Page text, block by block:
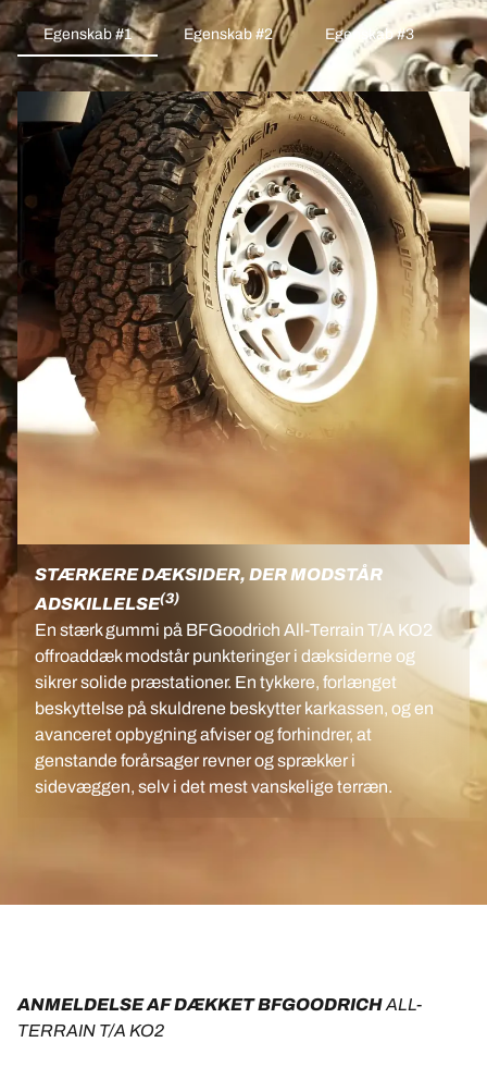
Egenskab #1 Egenskab #2 Egenskab #3
STÆRKERE DÆKSIDER, DER MODSTÅR
ADSKILLELSE(3)
En stærk gummi på BFGoodrich All-Terrain T/A KO2
offroaddæk modstår punkteringer i dæksiderne og
sikrer solide præstationer. En tykkere, forlænget
beskyttelse på skuldrene beskytter karkassen, og en
avanceret opbygning afviser og forhindrer, at
genstande forårsager revner og sprækker i
sidevæggen, selv i det mest vanskelige terræn.
ANMELDELSE AF DÆKKET BFGOODRICH ALL-
TERRAIN T/A KO2